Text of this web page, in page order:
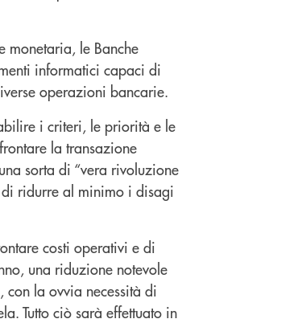
monetaria, le Banche
informatici capaci di
operazioni bancarie.
i criteri, le priorità e le
la transazione
sorta di “vera rivoluzione
ridurre al minimo i disagi
costi operativi e di
una riduzione notevole
la ovvia necessità di
Tutto ciò sarà effettuato in